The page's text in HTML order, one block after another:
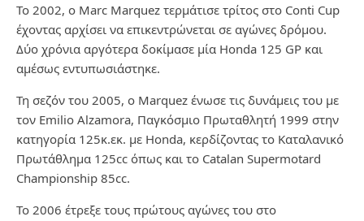
Το 2002, ο Marc Marquez τερμάτισε τρίτος στο Conti Cup
έχοντας αρχίσει να επικεντρώνεται σε αγώνες δρόμου.
Δύο χρόνια αργότερα δοκίμασε μία Honda 125 GP και
αμέσως εντυπωσιάστηκε.
Τη σεζόν του 2005, ο Marquez ένωσε τις δυνάμεις του με
τον Emilio Alzamora, Παγκόσμιο Πρωταθλητή 1999 στην
κατηγορία 125κ.εκ. με Honda, κερδίζοντας το Καταλανικό
Πρωτάθλημα 125cc όπως και το Catalan Supermotard
Championship 85cc.
Το 2006 έτρεξε τους πρώτους αγώνες του στο